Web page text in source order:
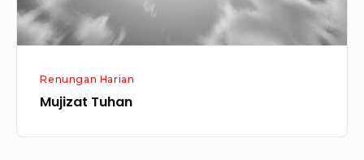
Renungan Harian
Mujizat Tuhan